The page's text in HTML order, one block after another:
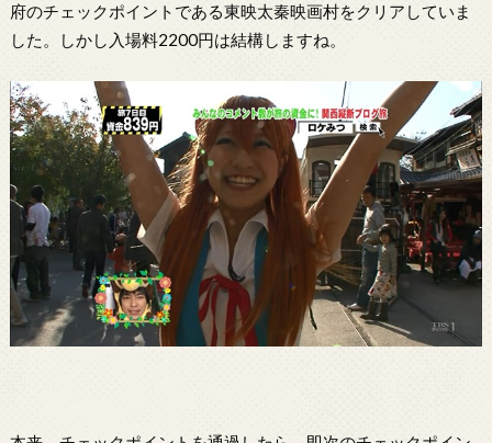
府のチェックポイントである東映太秦映画村をクリアしていま
した。しかし入場料2200円は結構しますね。